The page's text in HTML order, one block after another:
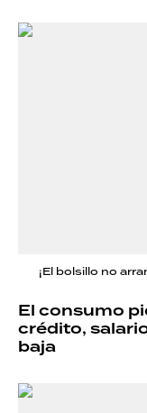
¡El bolsillo no
El consumo
crédito,
baja